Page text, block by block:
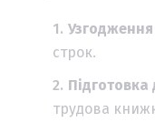
строк.
Підготовка
трудова